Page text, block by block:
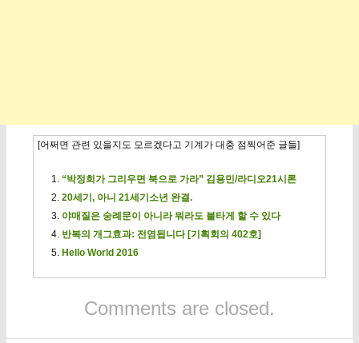
[어쩌면 관련 있을지도 모르겠다고 기계가 대충 점찍어준 글들]
“박정희가 그리우면 북으로 가라” 김용민/라디오21시론
20세기, 아니 21세기소년 완결.
야매질은 숭례문이 아니라 뭐라도 불타게 할 수 있다
반복의 개그효과: 전염됩니다 [기획회의 402호]
Hello World 2016
Comments are closed.